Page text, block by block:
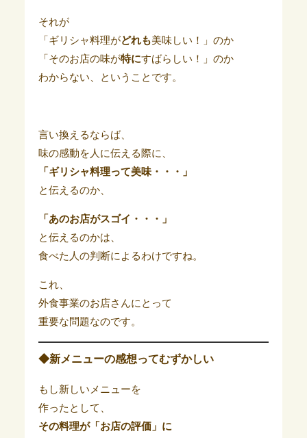
それが
「ギリシャ料理がどれも美味しい！」のか
「そのお店の味が特にすばらしい！」のか
わからない、ということです。
言い換えるならば、
味の感動を人に伝える際に、
「ギリシャ料理って美味・・・」
と伝えるのか、
「あのお店がスゴイ・・・」
と伝えるのかは、
食べた人の判断によるわけですね。
これ、
外食事業のお店さんにとって
重要な問題なのです。
◆新メニューの感想ってむずかしい
もし新しいメニューを
作ったとして、
その料理が「お店の評価」に